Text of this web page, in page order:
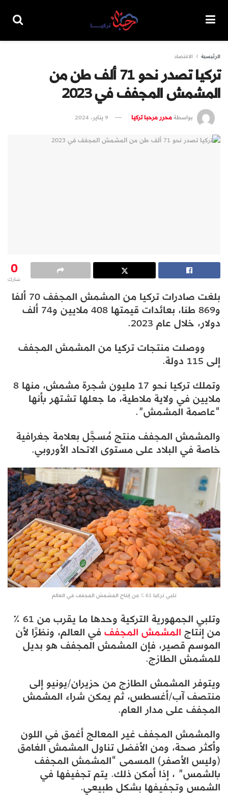
الرئيسية الاقتصاد
تركيا تصدر نحو 71 ألف طن من
المشمش المجفف في 2023
بواسطةمحرر مرحبا تركيا 9 يناير، 2024
0
شارك
بلغت صادرات تركيا من المشمش المجفف 70 ألفا
و869 طنا، بعائدات قيمتها 408 ملايين و74 ألف
دولار، خلال عام 2023.
ووصلت منتجات تركيا من المشمش المجفف
إلى 115 دولة.
وتملك تركيا نحو 17 مليون شجرة مشمش، منها 8
ملايين في ولاية ملاطية، ما جعلها تشتهر بأنها
“عاصمة المشمش”.
والمشمش المجفف منتج مُسجَّل بعلامة جغرافية
خاصة في البلاد على مستوى الاتحاد الأوروبي.
تلبي تركيا 61 ٪ من إنتاج المشمش المجفف في العالم
وتلبي الجمهورية التركية وحدها ما يقرب من 61 ٪
من إنتاجالمشمش المجفففي العالم، ونظرًا لأن
الموسم قصير، فإن المشمش المجفف هو بديل
للمشمش الطازج.
ويتوفر المشمش الطازج من حزيران/يونيو إلى
منتصف آب/أغسطس، ثم يمكن شراء المشمش
المجفف على مدار العام.
والمشمش المجفف غير المعالج أغمق في اللون
وأكثر صحة، ومن الأفضل تناول المشمش الغامق
(وليس الأصفر) المسمى “المشمش المجفف
بالشمس” ، إذا أمكن ذلك. يتم تجفيفها في
الشمس وتجفيفها بشكل طبيعي.